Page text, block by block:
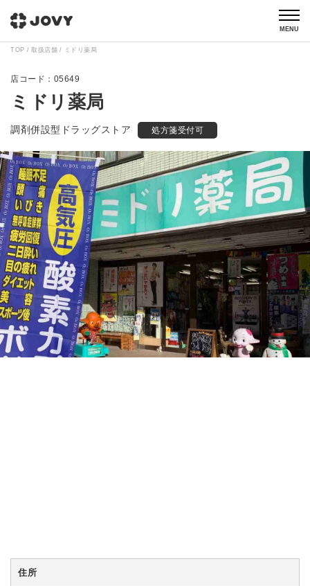
MENU
TOP 取扱店舗 ミドリ薬局
05649
ミドリ薬局
調剤併設型ドラッグストア 処方箋受付可
住所